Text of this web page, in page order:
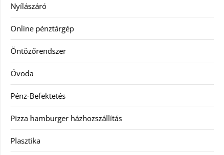
Nyílászáró
Online pénztárgép
Öntözőrendszer
Óvoda
Pénz-Befektetés
Pizza hamburger házhozszállítás
Plasztika